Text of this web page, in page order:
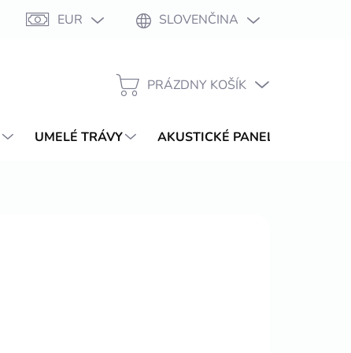
Moja objednávka
EUR SLOVENČINA
NÁKUPNÝ
PRÁZDNY KOŠÍK
UMELÉ TRÁVY AKUSTICKÉ PANELY